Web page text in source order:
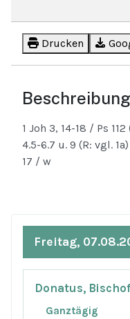
Drucken
Beschreibung
1 Joh 3, 14-18 / Ps 112
4.5-6.7 u. 9 (R: vgl.
17 / w
Freitag,
Donatus,
Ganztägig